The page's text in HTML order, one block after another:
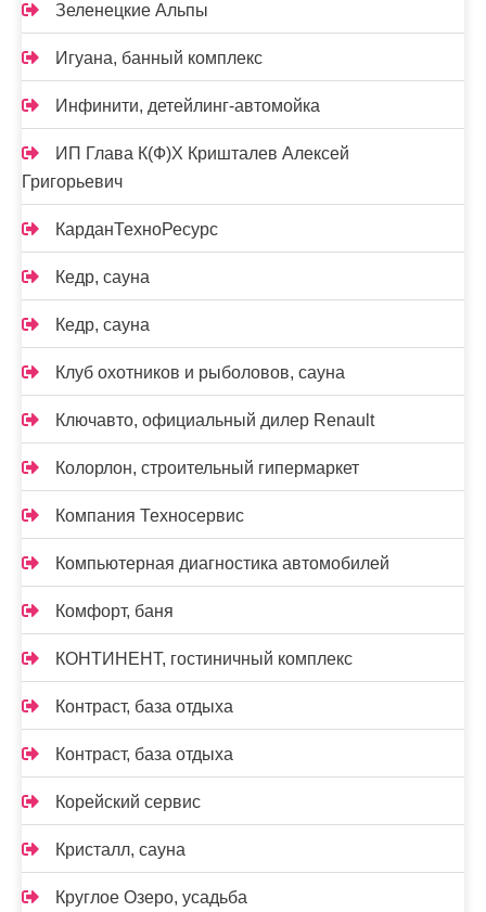
Зеленецкие Альпы
Игуана, банный комплекс
Инфинити, детейлинг-автомойка
ИП Глава К(Ф)Х Кришталев Алексей
Григорьевич
КарданТехноРесурс
Кедр, сауна
Кедр, сауна
Клуб охотников и рыболовов, сауна
Ключавто, официальный дилер Renault
Колорлон, строительный гипермаркет
Компания Техносервис
Компьютерная диагностика автомобилей
Комфорт, баня
КОНТИНЕНТ, гостиничный комплекс
Контраст, база отдыха
Контраст, база отдыха
Корейский сервис
Кристалл, сауна
Круглое Озеро, усадьба